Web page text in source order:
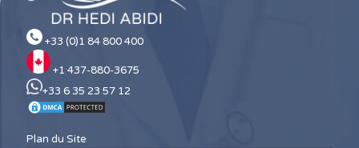
+33 (0)1 84 800 400
+1 437-880-3675
+33 6 35 23 57 12
Plan du Site